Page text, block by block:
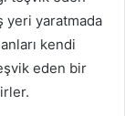
yaratmada
kendi
eden bir